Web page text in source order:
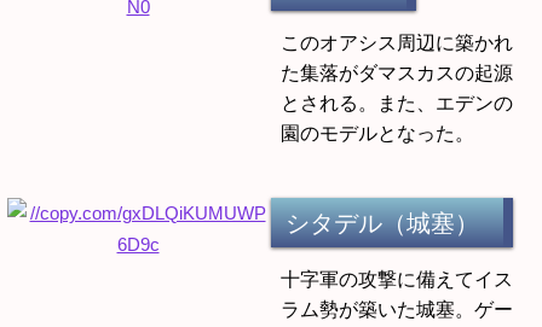
このオアシス周辺に築かれ
た集落がダマスカスの起源
とされる。また、エデンの
園のモデルとなった。
シタデル（城塞）
十字軍の攻撃に備えてイス
ラム勢が築いた城塞。ゲー